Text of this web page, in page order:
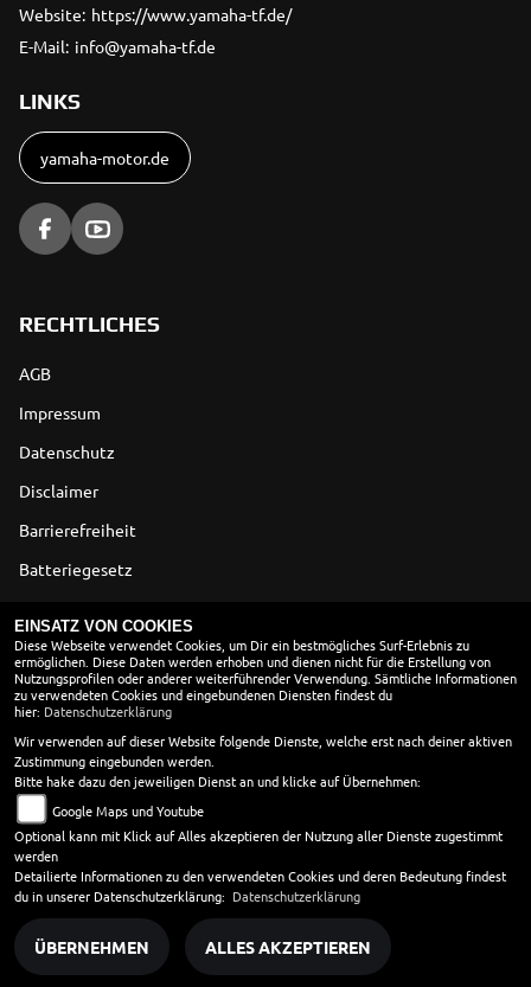
Website: https://www.yamaha-tf.de/
E-Mail: info@yamaha-tf.de
LINKS
yamaha-motor.de
RECHTLICHES
AGB
Impressum
Datenschutz
Disclaimer
Barrierefreiheit
Batteriegesetz
ÖFFNUNGSZEITEN
Montag:
9:00 - 18:00
Dienstag:
9:00 - 18:00
Mittwoch:
9:00 - 18:00
Donnerstag:
9:00 - 18:00
Freitag:
9:00 - 18:00
Samstag:
9:00 - 12:00
Sonntag:
geschlossen
EINSATZ VON COOKIES
Diese Webseite verwendet Cookies, um Dir ein bestmögliches Surf-Erlebnis zu
ermöglichen. Diese Daten werden erhoben und dienen nicht für die Erstellung von
Nutzungsprofilen oder anderer weiterführender Verwendung. Sämtliche Informationen
zu verwendeten Cookies und eingebundenen Diensten findest du
hier: Datenschutzerklärung
Wir verwenden auf dieser Website folgende Dienste, welche erst nach deiner aktiven
Zustimmung eingebunden werden.
Bitte hake dazu den jeweiligen Dienst an und klicke auf Übernehmen:
Google Maps und Youtube
Optional kann mit Klick auf Alles akzeptieren der Nutzung aller Dienste zugestimmt
werden
Detailierte Informationen zu den verwendeten Cookies und deren Bedeutung findest
du in unserer Datenschutzerklärung: Datenschutzerklärung
ÜBERNEHMEN ALLES AKZEPTIEREN